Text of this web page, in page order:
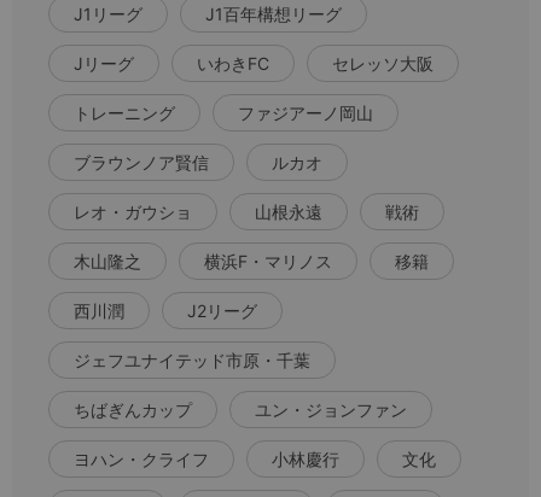
J1リーグ J1百年構想リーグ
Jリーグ いわきFC セレッソ大阪
トレーニング ファジアーノ岡山
ブラウンノア賢信 ルカオ
レオ・ガウショ 山根永遠 戦術
木山隆之 横浜F・マリノス 移籍
西川潤 J2リーグ
ジェフユナイテッド市原・千葉
ちばぎんカップ ユン・ジョンファン
ヨハン・クライフ 小林慶行 文化